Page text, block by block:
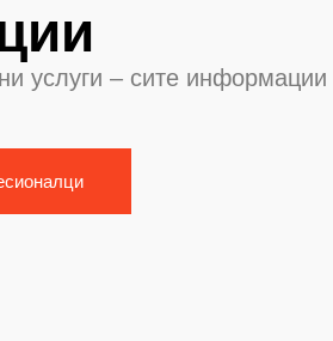
услуги – сите информации